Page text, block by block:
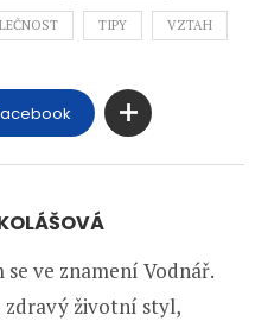
TIPY VZTAH
se ve znamení Vodnář.
zdravý životní styl,